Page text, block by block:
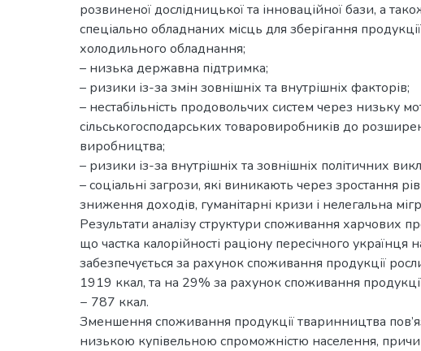
розвиненої дослідницької та інноваційної бази, а
спеціально обладнаних місць для зберігання
холодильного обладнання;
– низька державна підтримка;
– ризики із-за змін зовнішніх та внутрішніх факторів;
– нестабільність продовольчих систем через низьку
сільськогосподарських товаровиробників до
виробництва;
– ризики із-за внутрішніх та зовнішніх політичних
– соціальні загрози, які виникають через зростання
зниження доходів, гуманітарні кризи і нелегальна
Результати аналізу структури споживання харчових
що частка калорійності раціону пересічного українця
забезпечується за рахунок споживання продукції
1919 ккал, та на 29% за рахунок споживання
− 787 ккал.
Зменшення споживання продукції тваринництва
низькою купівельною спроможністю населення,